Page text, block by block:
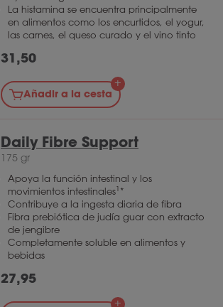
La histamina se encuentra principalmente
en alimentos como los encurtidos, el yogur,
las carnes, el queso curado y el vino tinto
31,50
Añadir a la cesta
Daily Fibre Support
175 gr
Apoya la función intestinal y los
movimientos intestinales1 *
Contribuye a la ingesta diaria de fibra
Fibra prebiótica de judía guar con extracto
de jengibre
Completamente soluble en alimentos y
bebidas
27,95